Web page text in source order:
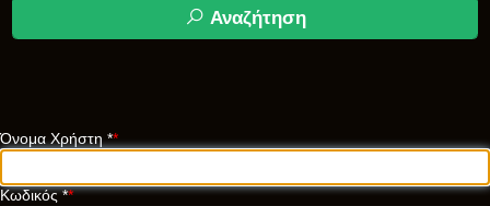
Αναζήτηση
Όνομα Χρήστη *
Κωδικός*